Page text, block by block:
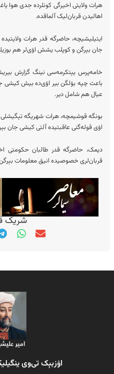
هرات ولایتی اخیرگی کونلرده جدی هوا
اهالیدن قربان‌لیک آلماقده.
ایتیلیشیچه، حاضرگه قدر هرات
جان بېرگن و کوپلب یشش اۉی‌لر هم
خامه‌پرس یېتکرمه‌سی نینگ گزارش
باعث چپه بۉلگن بیر اۉی‌ده بیش کیشی
عیال هم شامل دیر.
بونگه قوشیمچه، هرات شهریگه
اۉی قوله‌گنی عاقبتیده آلتی کیشی جان
دیمک، حاضرگه قدر طالبان حکومتی
قربان‌لری خصوصیده انیق معلومات
شریک
اۉزبېک تی‌وی